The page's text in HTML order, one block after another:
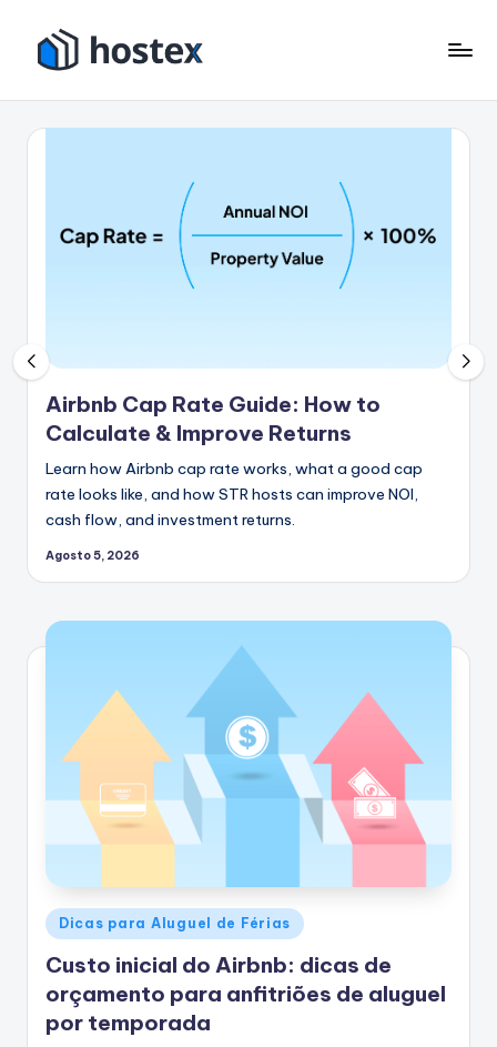
o
conteúdo
o
piloto
Airbnb Cap Rate Guide: How to
Calculate & Improve Returns
Learn how Airbnb cap rate works, what a good cap
rate looks like, and how STR hosts can improve NOI,
cash flow, and investment returns.
Agosto 5, 2026
Postado
em
Dicas para Aluguel de Férias
Custo inicial do Airbnb: dicas de
orçamento para anfitriões de aluguel
por temporada